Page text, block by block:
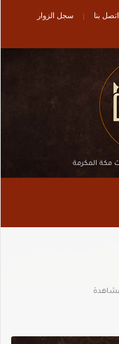
اتصل بنا سجل الزوار